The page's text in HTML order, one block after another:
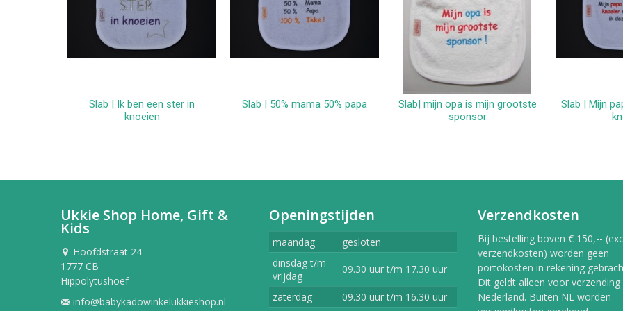
In winkelwagen
Slab | Ik ben een ster in
knoeien
In winkelwagen
Slab | 50% mama 50% papa In winkelwagen
Slab| mijn opa is mijn grootste
sponsor
In
Slab | Mijn
Ukkie Shop Home, Gift &
Kids
Hoofdstraat 24
1777 CB
Hippolytushoef
info@babykadowinkelukkieshop.nl
Openingstijden
maandag
gesloten
dinsdag t/m
vrijdag
09.30 uur t/m 17.30 uur
zaterdag 09.30 uur t/m 16.30 uur
Verzendkosten
Bij bestelling boven € 150,--
verzendkosten) worden geen
portokosten in rekening
Dit geldt alleen voor verzending
Nederland. Buiten NL worden